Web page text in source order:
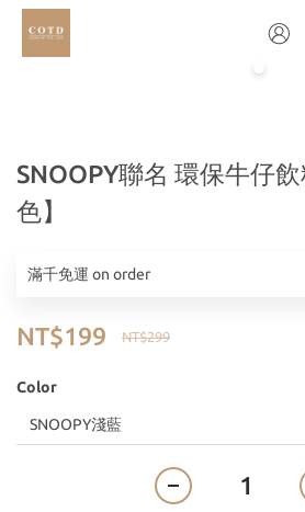
SNOOPY聯名 環保牛仔
色】
滿千免運 on order
NT$299
NT$199
Color